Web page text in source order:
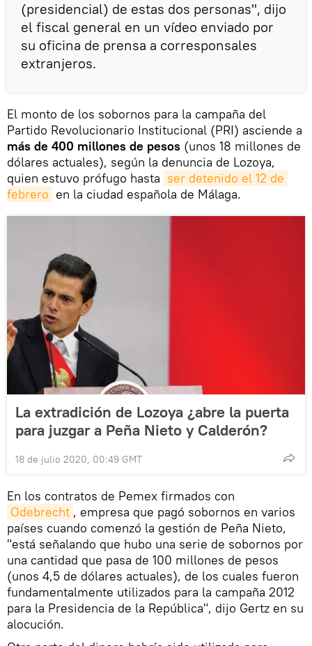
(presidencial) de estas dos personas", dijo
el fiscal general en un vídeo enviado por
su oficina de prensa a corresponsales
extranjeros.
El monto de los sobornos para la campaña del
Partido Revolucionario Institucional (PRI) asciende a
más de 400 millones de pesos (unos 18 millones de
dólares actuales), según la denuncia de Lozoya,
quien estuvo prófugo hasta ser detenido el 12 de
febrero en la ciudad española de Málaga.
La extradición de Lozoya ¿abre la puerta
para juzgar a Peña Nieto y Calderón?
18 de julio 2020, 00:49 GMT
En los contratos de Pemex firmados con
Odebrecht , empresa que pagó sobornos en varios
países cuando comenzó la gestión de Peña Nieto,
"está señalando que hubo una serie de sobornos por
una cantidad que pasa de 100 millones de pesos
(unos 4,5 de dólares actuales), de los cuales fueron
fundamentalmente utilizados para la campaña 2012
para la Presidencia de la República", dijo Gertz en su
alocución.